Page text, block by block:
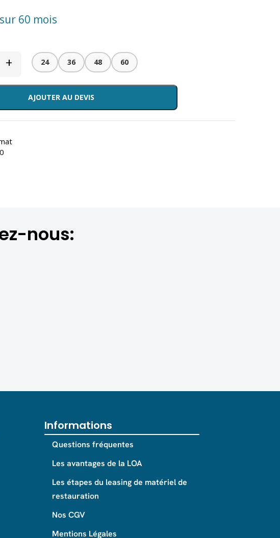
sur 60 mois
+ 24 36 48 60
AJOUTER AU DEVIS
nous:
Informations
Questions fréquentes
Les avantages de la LOA
Les étapes du leasing de matériel de
restauration
Nos CGV
Mentions Légales